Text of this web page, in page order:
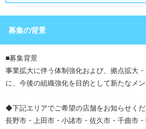
募集の背景
■募集背景
事業拡大に伴う体制強化および、拠点拡大
に、今後の組織強化を目的として新たなメン
◆下記エリアでご希望の店舗をお知らせく
長野市・上田市・小諸市・佐久市・千曲市